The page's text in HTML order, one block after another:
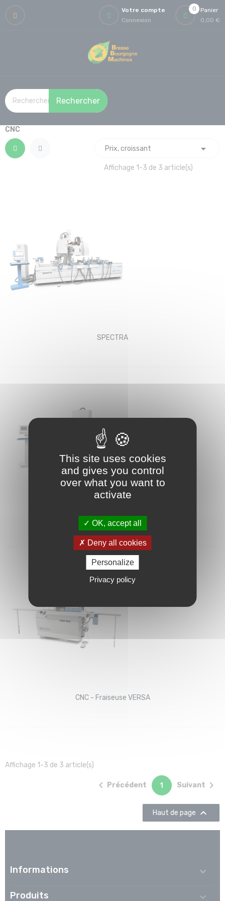
0
Panier
0,00 €
Votre compte
Connexion
Rechercher
CNC
Prix, croissant 
Affichage 1-3 de 3 article(s)
SPECTRA
CNC - Arcus
CNC - Fraiseuse VERSA
Affichage 1-3 de 3 article(s)
 Précédent 1 Suivant 
Haut de page 
Informations 
Produits 
This site uses cookies
and gives you control
over what you want to
activate
OK, accept all
Deny all cookies
Personalize
Privacy policy